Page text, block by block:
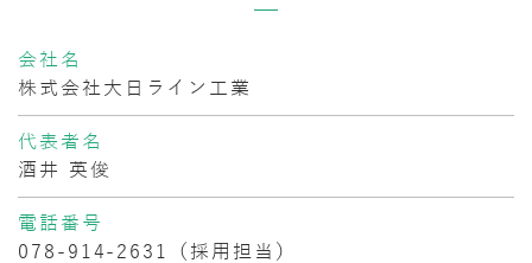
会社名
株式会社大日ライン工業
代表者名
酒井 英俊
電話番号
078-914-2631
（採用担当）